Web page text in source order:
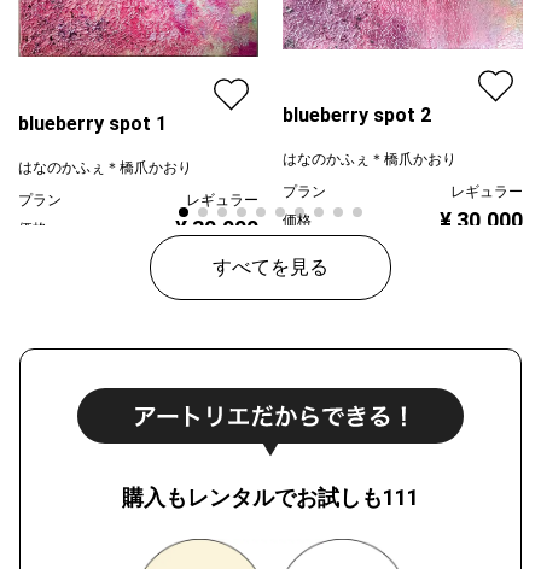
blueberry spot 1
はなのかふぇ＊橋爪かおり
プラン
レギュラー
価格
¥ 30,000
blueberry spot 2
はなのかふぇ＊橋爪かおり
プラン
レギュラー
価格
¥ 30,000
すべてを見る
購入もレンタルでお試しも111